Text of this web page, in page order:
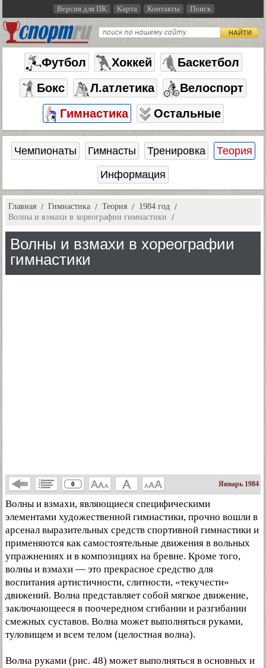
Версия для ПК Карта Контакты Поиск
НАЙТИ
Футбол Хоккей
Баскетбол
Бокс
Л.атлетика
Велоспорт
Гимнастика
Остальные
Чемпионаты Гимнасты Тренировка
Теория
Информация
Главная Гимнастика Теория
1984 год
Волны и взмахи в хореографии гимнастики
Волны и взмахи в хореографии
гимнастики
0 Январь 1984
Волны и взмахи, являющиеся специфическими
элементами художественной гимнастики, прочно вошли в
арсенал выразительных средств спортивной гимнастики и
применяются как самостоятельные движения в вольных
упражнениях и в композициях на бревне. Кроме того,
волны и взмахи — это прекрасное средство для
воспитания артистичности, слитности, «текучести»
движений. Волна представляет собой мягкое движение,
заключающееся в поочередном сгибании и разгибании
смежных суставов. Волна может выполняться руками,
туловищем и всем телом (целостная волна).
Волна руками (рис. 48) может выполняться в основных и